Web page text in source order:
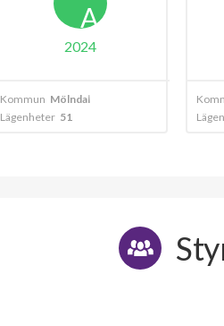
A
2024
Kommun Mölndal
Lägenheter 51